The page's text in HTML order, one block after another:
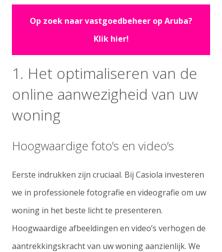
Op zoek naar vastgoedbeheer op Aruba?
Klik hier!
1. Het optimaliseren van de
online aanwezigheid van uw
woning
Hoogwaardige foto’s en video’s
Eerste indrukken zijn cruciaal. Bij Casiola investeren
we in professionele fotografie en videografie om uw
woning in het beste licht te presenteren.
Hoogwaardige afbeeldingen en video’s verhogen de
aantrekkingskracht van uw woning aanzienlijk. We